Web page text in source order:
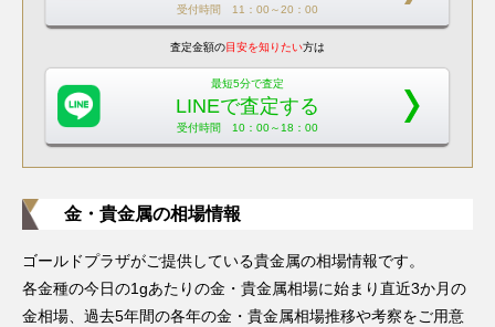
受付時間 11：00～20：00
査定金額の目安を知りたい方は
最短5分で査定
LINEで査定する
受付時間 10：00～18：00
金・貴金属の相場情報
ゴールドプラザがご提供している貴金属の相場情報です。
各金種の今日の1gあたりの金・貴金属相場に始まり直近3か月の
金相場、過去5年間の各年の金・貴金属相場推移や考察をご用意